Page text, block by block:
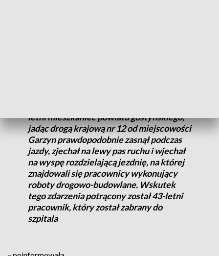
letni mieszkaniec powiatu gostyńskiego,
jadąc drogą krajową nr 12 od miejscowości
Garzyn prawdopodobnie zasnął podczas
jazdy, zjechał na lewy pas ruchu i wjechał
na wyspę rozdzielającą jezdnię, na której
znajdowali się pracownicy wykonujący
roboty drogowo-budowlane. Wskutek
tego zdarzenia potrącony został 43-letni
pracownik, który został zabrany do
szpitala